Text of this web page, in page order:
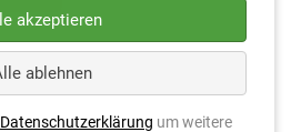
akzeptieren
ablehnen
Datenschutzerklärung um weitere